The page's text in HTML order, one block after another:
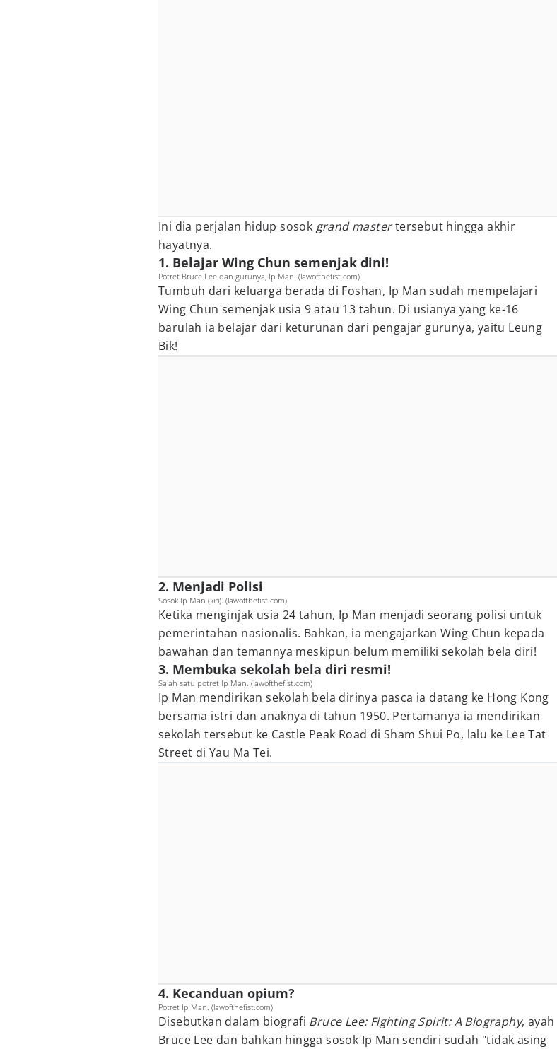
Ini dia perjalan hidup sosok grand mastertersebut hingga akhir
hayatnya.
1. Belajar Wing Chun semenjak dini!
Potret Bruce Lee dan gurunya, Ip Man. (lawofthefist.com)
Tumbuh dari keluarga berada di Foshan, Ip Man sudah mempelajari
Wing Chun semenjak usia 9 atau 13 tahun. Di usianya yang ke-16
barulah ia belajar dari keturunan dari pengajar gurunya, yaitu Leung
Bik!
2. Menjadi Polisi
Sosok Ip Man (kiri). (lawofthefist.com)
Ketika menginjak usia 24 tahun, Ip Man menjadi seorang polisi untuk
pemerintahan nasionalis. Bahkan, ia mengajarkan Wing Chun kepada
bawahan dan temannya meskipun belum memiliki sekolah bela diri!
3. Membuka sekolah bela diri resmi!
Salah satu potret Ip Man. (lawofthefist.com)
Ip Man mendirikan sekolah bela dirinya pasca ia datang ke Hong Kong
bersama istri dan anaknya di tahun 1950. Pertamanya ia mendirikan
sekolah tersebut ke Castle Peak Road di Sham Shui Po, lalu ke Lee Tat
Street di Yau Ma Tei.
4. Kecanduan opium?
Potret Ip Man. (lawofthefist.com)
Disebutkan dalam biografi Bruce Lee: Fighting Spirit: A Biography, ayah
Bruce Lee dan bahkan hingga sosok Ip Man sendiri sudah "tidak asing